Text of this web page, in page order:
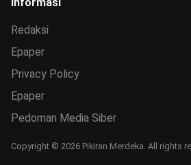
Redaksi
Epaper
Privacy Policy
Epaper
Pedoman Media Siber
Copyright © 2026 Pikiran Merdeka. All rights